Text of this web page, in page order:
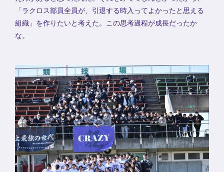
「ラクロス部員全員が、引退する時入ってよかったと思える
組織」を作りたいと考えた。この思考過程が成長だったか
な。